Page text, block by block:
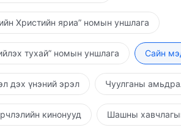
Христийн яриа” номын уншлага
тухай” номын уншлага Сайн
дэх үнэний эрэл Чуулганы
кинонууд Шашны